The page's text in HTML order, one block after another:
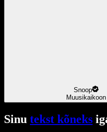
Snoop
Muusikaikoon
Sinu tekst kõneks